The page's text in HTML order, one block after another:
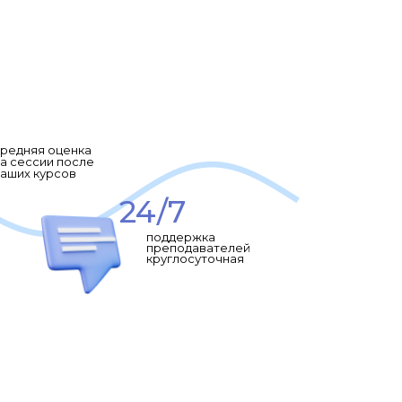
сессии после
курсов
преподавателей
круглосуточная
24/7
оценка
сессии после
курсов
поддержка
преподавателей
круглосуточная
24/7